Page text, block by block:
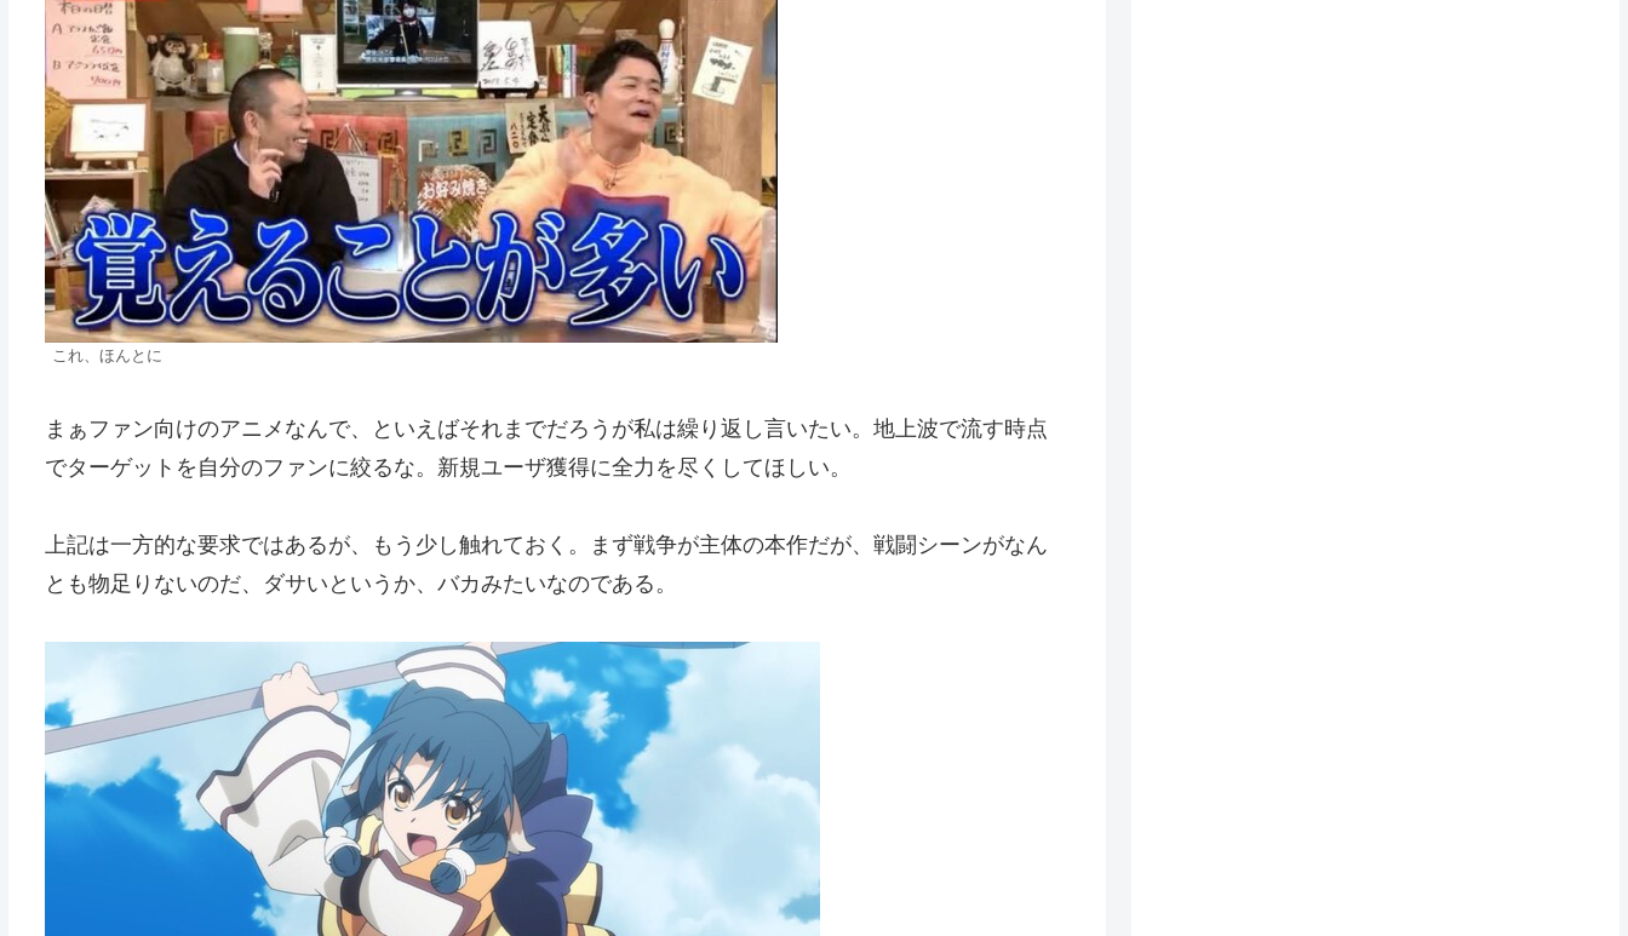
これ、ほんとに
まぁファン向けのアニメなんで、といえばそれまでだろうが私は繰り返し言いたい。地上波で流す時点
でターゲットを自分のファンに絞るな。新規ユーザ獲得に全力を尽くしてほしい。
上記は一方的な要求ではあるが、もう少し触れておく。まず戦争が主体の本作だが、戦闘シーンがなん
とも物足りないのだ、ダサいというか、バカみたいなのである。